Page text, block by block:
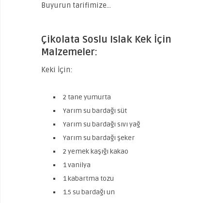
Buyurun tarifimize…
Çikolata Soslu Islak Kek İçin
Malzemeler:
Keki İçin:
2 tane yumurta
Yarım su bardağı süt
Yarım su bardağı sıvı yağ
Yarım su bardağı şeker
2 yemek kaşığı kakao
1 vanilya
1 kabartma tozu
1.5 su bardağı un